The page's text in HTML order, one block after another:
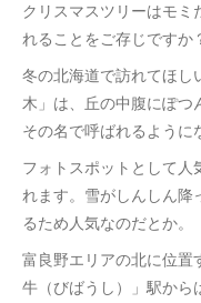
クリスマスツリーはモミ
れることをご存じですか
冬の北海道で訪れてほし
木」は、丘の中腹にぽつ
その名で呼ばれるように
フォトスポットとして人
れます。雪がしんしん降
るため人気なのだとか。
富良野エリアの北に位置
牛（びばうし）」駅から